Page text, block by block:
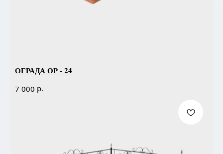
ОГРАДА ОР - 24
7 000 р.